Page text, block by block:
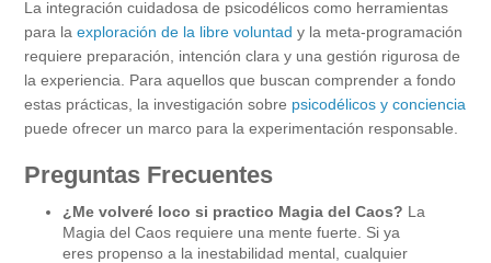
La integración cuidadosa de psicodélicos como herramientas
para la exploración de la libre voluntad y la meta-programación
requiere preparación, intención clara y una gestión rigurosa de
la experiencia. Para aquellos que buscan comprender a fondo
estas prácticas, la investigación sobre psicodélicos y conciencia
puede ofrecer un marco para la experimentación responsable.
Preguntas Frecuentes
¿Me volveré loco si practico Magia del Caos? La
Magia del Caos requiere una mente fuerte. Si ya
eres propenso a la inestabilidad mental, cualquier